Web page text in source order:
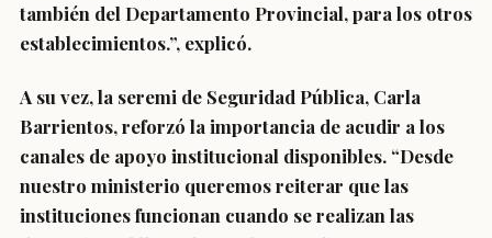
también del Departamento Provincial, para los otros
establecimientos.”, explicó.
A su vez, la seremi de Seguridad Pública, Carla
Barrientos, reforzó la importancia de acudir a los
canales de apoyo institucional disponibles. “Desde
nuestro ministerio queremos reiterar que las
instituciones funcionan cuando se realizan las